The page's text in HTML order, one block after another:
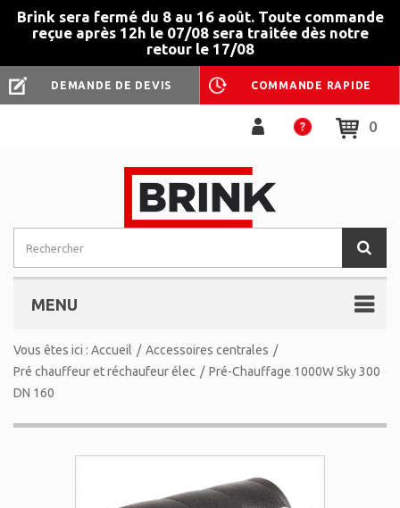
Brink sera fermé du 8 au 16 août. Toute commande
reçue après 12h le 07/08 sera traitée dès notre
retour le 17/08
DEMANDE DE DEVIS COMMANDE RAPIDE
0
MENU
Vous êtes ici : Accueil / Accessoires centrales /
Pré chauffeur et réchaufeur élec / Pré-Chauffage 1000W Sky 300
DN 160